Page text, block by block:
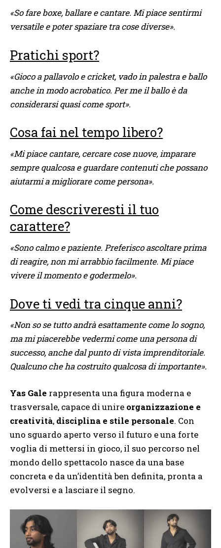
«So fare boxe, ballare e cantare. Mi piace sentirmi
versatile e poter spaziare tra cose diverse».
Pratichi sport?
«Gioco a pallavolo e cricket, vado in palestra e ballo
anche in modo acrobatico. Per me il ballo è da
considerarsi quasi come sport».
Cosa fai nel tempo libero?
«Mi piace cantare, cercare cose nuove, imparare
sempre qualcosa e guardare contenuti che possano
aiutarmi a migliorare come persona».
Come descriveresti il tuo
carattere?
«Sono calmo e paziente. Preferisco ascoltare prima
di reagire, non mi arrabbio facilmente. Mi piace
vivere il momento e godermelo».
Dove ti vedi tra cinque anni?
«Non so se tutto andrà esattamente come lo sogno,
ma mi piacerebbe vedermi come una persona di
successo, anche dal punto di vista imprenditoriale.
Qualcuno che ha costruito qualcosa di importante».
Yas Gale rappresenta una figura moderna e
trasversale, capace di unire organizzazione e
creatività, disciplina e stile personale. Con
uno sguardo aperto verso il futuro e una forte
voglia di mettersi in gioco, il suo percorso nel
mondo dello spettacolo nasce da una base
concreta e da un’identità ben definita, pronta a
evolversi e a lasciare il segno.